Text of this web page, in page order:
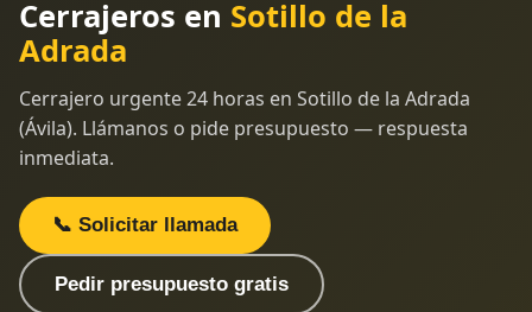
Cerrajeros en Sotillo de la
Adrada
Cerrajero urgente 24 horas en Sotillo de la Adrada
(Ávila). Llámanos o pide presupuesto — respuesta
inmediata.
📞 Solicitar llamada
Pedir presupuesto gratis